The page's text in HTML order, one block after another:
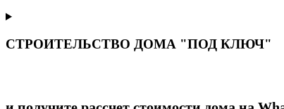
СТРОИТЕЛЬСТВО ДОМА "ПОД КЛЮЧ"